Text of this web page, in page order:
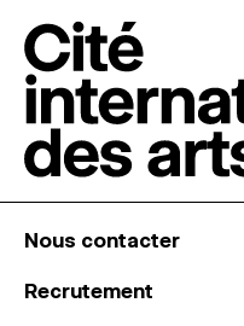
Nous contacter
Recrutement